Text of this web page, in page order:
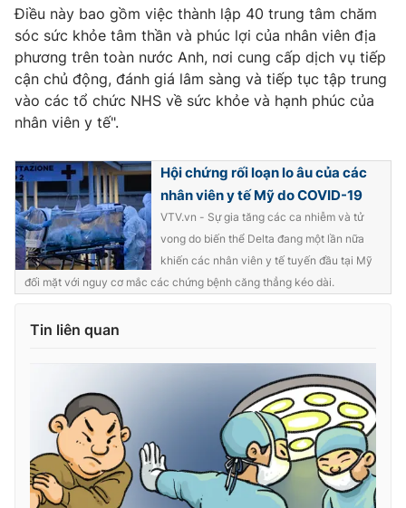
VTV9 VTV8
Liên hệ tòa soạn English
THỜI BÁO VTV
Theo dõi báo trên
Cơ quan chủ quản:
Giấy phép hoạt động báo in và báo điện tử số 483/GP-BTTTT
cấp ngày 29/12/2023
Tổng Biên tập:
Vũ Thanh Thủy
Phó Tổng Biên tập:
Nguyễn Thị Mỹ Hạnh, Phạm Quốc Thắng,
Nguyễn Trọng Ninh
Tổng đài VTV:024.38 355 931 - 024.38 355 932
Điều này bao gồm việc thành lập 40 trung tâm chăm
sóc sức khỏe tâm thần và phúc lợi của nhân viên địa
phương trên toàn nước Anh, nơi cung cấp dịch vụ tiếp
cận chủ động, đánh giá lâm sàng và tiếp tục tập trung
vào các tổ chức NHS về sức khỏe và hạnh phúc của
nhân viên y tế".
Hội chứng rối loạn lo âu của các
nhân viên y tế Mỹ do COVID-19
VTV.vn - Sự gia tăng các ca nhiễm và tử
vong do biến thể Delta đang một lần nữa
khiến các nhân viên y tế tuyến đầu tại Mỹ
đối mặt với nguy cơ mắc các chứng bệnh căng thẳng kéo dài.
Tin liên quan